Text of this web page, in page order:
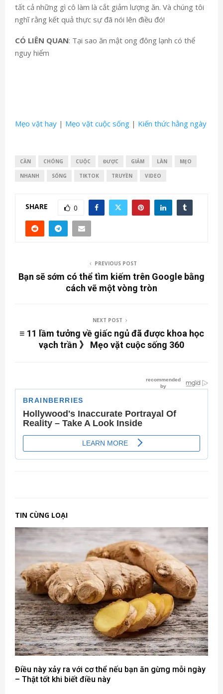
tất cả những gì cô làm là cắt giảm lượng ăn. Và chúng tôi
nghĩ rằng kết quả thực sự đã nói lên điều đó!
CÓ LIÊN QUAN: Tại sao ăn mật ong đông lạnh có thể
nguy hiểm
Mẹo vặt hay | Mẹo vặt cuộc sống | Kiến thức hằng ngày
CẦN CHÓNG CUỘC ĐƯỢC GIẢM LÀN MẸO
NHANH SỐNG TIKTOK TRUYỀN VIDEO
SHARE 0
PREVIOUS POST
Bạn sẽ sớm có thể tìm kiếm trên Google bằng
cách vẽ một vòng tròn
NEXT POST
≡ 11 lầm tưởng về giấc ngủ đã được khoa học
vạch trần 》 Mẹo vặt cuộc sống 360
TIN CÙNG LOẠI
Điều này xảy ra với cơ thể nếu bạn ăn gừng mỗi ngày
– Thật tốt khi biết điều này